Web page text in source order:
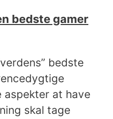
bedste gamer
bedste
aspekter at have
skal tage